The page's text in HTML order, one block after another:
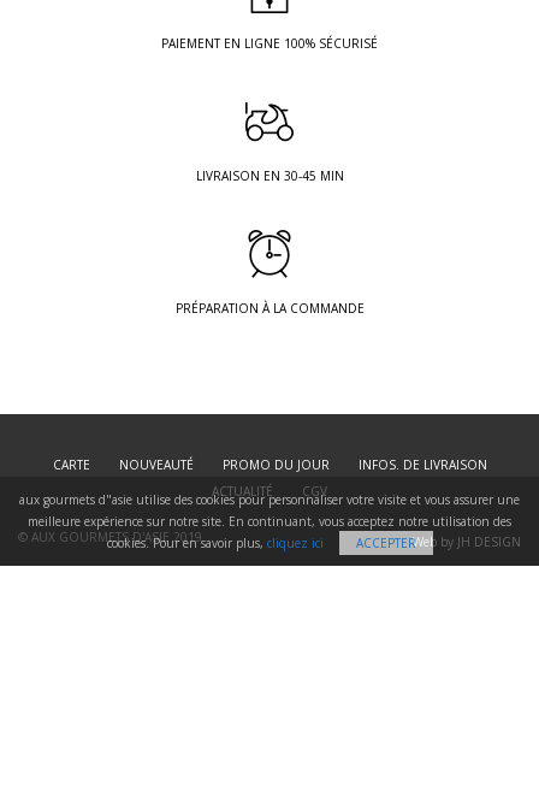
PAIEMENT EN LIGNE 100% SÉCURISÉ
LIVRAISON EN 30-45 MIN
PRÉPARATION À LA COMMANDE
CARTE NOUVEAUTÉ PROMO DU JOUR
INFOS. DE LIVRAISON
ACTUALITÉ
CGV
© AUX GOURMETS D'ASIE 2019 Web by JH DESIGN
aux gourmets d"asie utilise des cookies pour personnaliser votre visite et vous assurer une
meilleure expérience sur notre site. En continuant, vous acceptez notre utilisation des
cookies. Pour en savoir plus, cliquez ici ACCEPTER